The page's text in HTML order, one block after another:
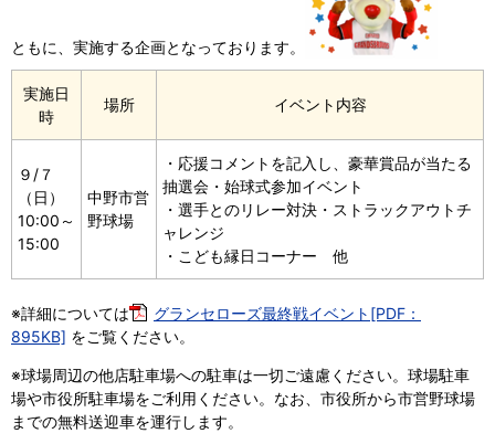
ともに、実施する企画となっております。
実施日
時
場所 イベント内容
９/７
（日）
10:00～
15:00
中野市営
野球場
・応援コメントを記入し、豪華賞品が当たる
抽選会・始球式参加イベント
・選手とのリレー対決・ストラックアウトチ
ャレンジ
・こども縁日コーナー 他
※詳細については
グランセローズ最終戦イベント[PDF：
895KB] をご覧ください。
※球場周辺の他店駐車場への駐車は一切ご遠慮ください。球場駐車
場や市役所駐車場をご利用ください。なお、市役所から市営野球場
までの無料送迎車を運行します。